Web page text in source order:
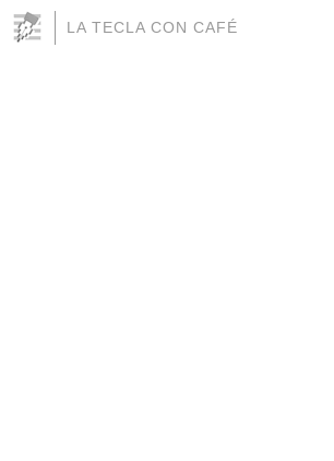
LA TECLA CON CAFÉ